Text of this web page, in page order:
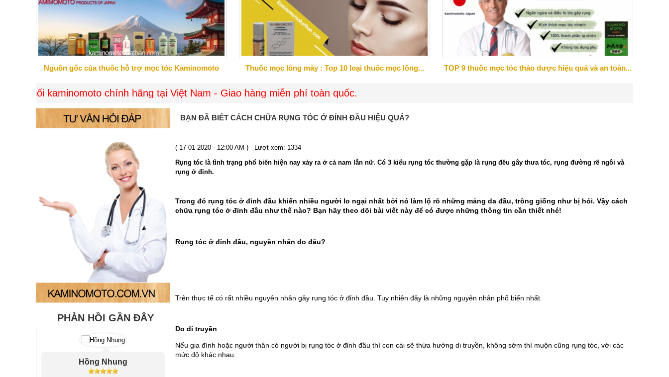
Nguồn gốc của thuốc hỗ trợ mọc tóc Kaminomoto Thuốc mọc lông mày : Top 10 loại thuốc mọc lông... TOP 9 thuốc mọc tóc thảo dược hiệu quả và an toàn...
chính hãng tại Việt Nam - Giao hàng miễn phí toàn quốc.
PHẢN HỒI GẦN ĐÂY
Thu Yến
BẠN ĐÃ BIẾT CÁCH CHỮA RỤNG TÓC Ở ĐỈNH ĐẦU HIỆU QUẢ?
( 17-01-2020 - 12:00 AM ) - Lượt xem: 1334
Rụng tóc là tình trạng phổ biến hiện nay xảy ra ở cả nam lẫn nữ. Có 3 kiểu rụng tóc thường gặp là rụng đều gây thưa tóc, rụng đường rẽ ngôi và
rụng ở đỉnh.
Trong đó rụng tóc ở đỉnh đầu khiến nhiều người lo ngại nhất bởi nó làm lộ rõ những mảng da đầu, trông giống như bị hói. Vậy cách
chữa rụng tóc ở đỉnh đầu như thế nào? Bạn hãy theo dõi bài viết này để có được những thông tin cần thiết nhé!
Rụng tóc ở đỉnh đầu, nguyên nhân do đâu?
Trên thực tế có rất nhiều nguyên nhân gây rụng tóc ở đỉnh đầu. Tuy nhiên đây là những nguyên nhân phổ biến nhất.
Do di truyền
Nếu gia đình hoặc người thân có người bị rụng tóc ở đỉnh đầu thì con cái sẽ thừa hưởng di truyền, không sớm thì muộn cũng rụng tóc, với các
mức độ khác nhau.